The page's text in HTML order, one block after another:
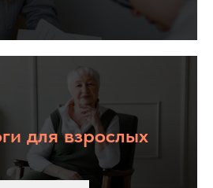
для взрослых